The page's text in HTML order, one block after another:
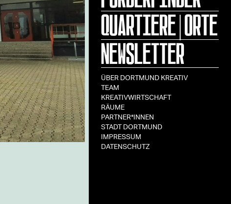
QUARTIERE|ORTE
NEWSLETTER
ÜBER DORTMUND KREATIV
TEAM
KREATIVWIRTSCHAFT
RÄUME
PARTNER*INNEN
STADT DORTMUND
IMPRESSUM
DATENSCHUTZ